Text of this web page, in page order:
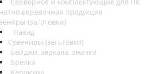
веревочная продукция
(заготовки)
Назад
Сувениры (заготовки)
Бейджи, зеркала, значки
Брелки